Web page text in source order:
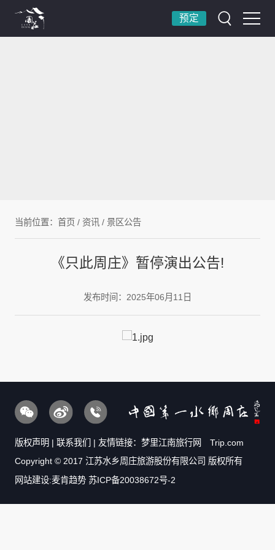
预定
当前位置： 首页 / 资讯 / 景区公告
《只此周庄》暂停演出公告!
发布时间：2025年06月11日
版权声明 | 联系我们 | 友情链接： 梦里江南旅行网
Trip.com
Copyright © 2017 江苏水乡周庄旅游股份有限公司 版权所有
网站建设:麦肯趋势 苏ICP备20038672号-2